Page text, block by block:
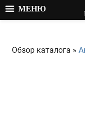
содержимому
Обзор каталога »
МЕНЮ